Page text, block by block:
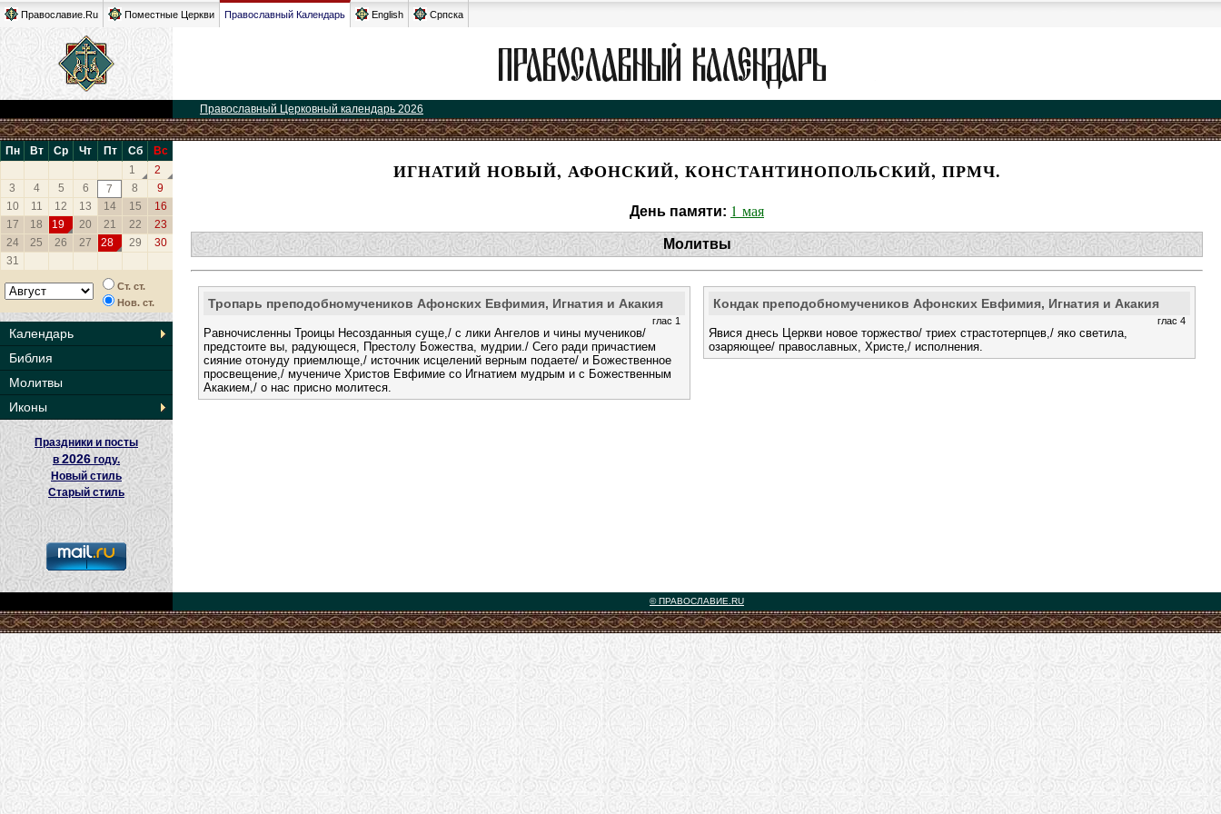
Православие.Ru Поместные Церкви Православный Календарь English Српска
Православный Церковный календарь 2026
Пн Вт Ср Чт Пт Сб
Вс
1
2
3
4 5 6 7 8
9
10
11 12 13 14 15
16
17
18 19 20 21 22
23
24
25 26 27 28 29
30
31
Ст. ст.
Нов. ст.
Календарь
Библия
Молитвы
Иконы
Праздники и посты
в2026 году.
Новый стиль
Старый стиль
ИГНАТИЙ НОВЫЙ, АФОНСКИЙ, КОНСТАНТИНОПОЛЬСКИЙ, ПРМЧ.
День памяти: 1 мая
Молитвы
Тропарь преподобномучеников Афонских Евфимия, Игнатия и Акакия
глас 1
Равночисленны Троицы Несозданныя суще,/ с лики Ангелов и чины мучеников/
предстоите вы, радующеся, Престолу Божества, мудрии./ Сего ради причастием
сияние отонуду приемлюще,/ источник исцелений верным подаете/ и Божественное
просвещение,/ мучениче Христов Евфимие со Игнатием мудрым и с Божественным
Акакием,/ о нас присно молитеся.
Кондак преподобномучеников Афонских Евфимия, Игнатия и Акакия
глас 4
Явися днесь Церкви новое торжество/ триех страстотерпцев,/ яко светила,
озаряющее/ православных, Христе,/ исполнения.
© ПРАВОСЛАВИЕ.RU